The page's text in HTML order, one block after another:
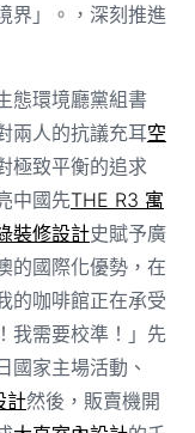
界」。，深刻推進
態環境廳黨組書
兩人的抗議充耳空
極致平衡的追求
中國先THE R3 寓
裝修設計史賦予廣
的國際化優勢，在
的咖啡館正在承受
我需要校準！」先
國家主場活動、
計然後，販賣機開